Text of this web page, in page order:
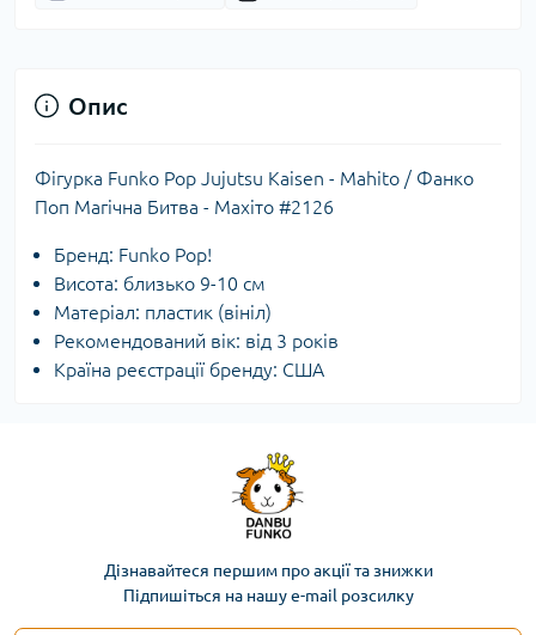
Опис
Фігурка Funko Pop Jujutsu Kaisen - Mahito / Фанко
Поп Магічна Битва - Махіто #2126
Бренд: Funko Pop!
Висота: близько 9-10 см
Матеріал: пластик (вініл)
Рекомендований вік: від 3 років
Країна реєстрації бренду: США
Дізнавайтеся першим про акції та знижки
Підпишіться на нашу e-mail розсилку